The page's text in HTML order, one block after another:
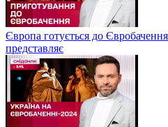
Європа готується до
представляє